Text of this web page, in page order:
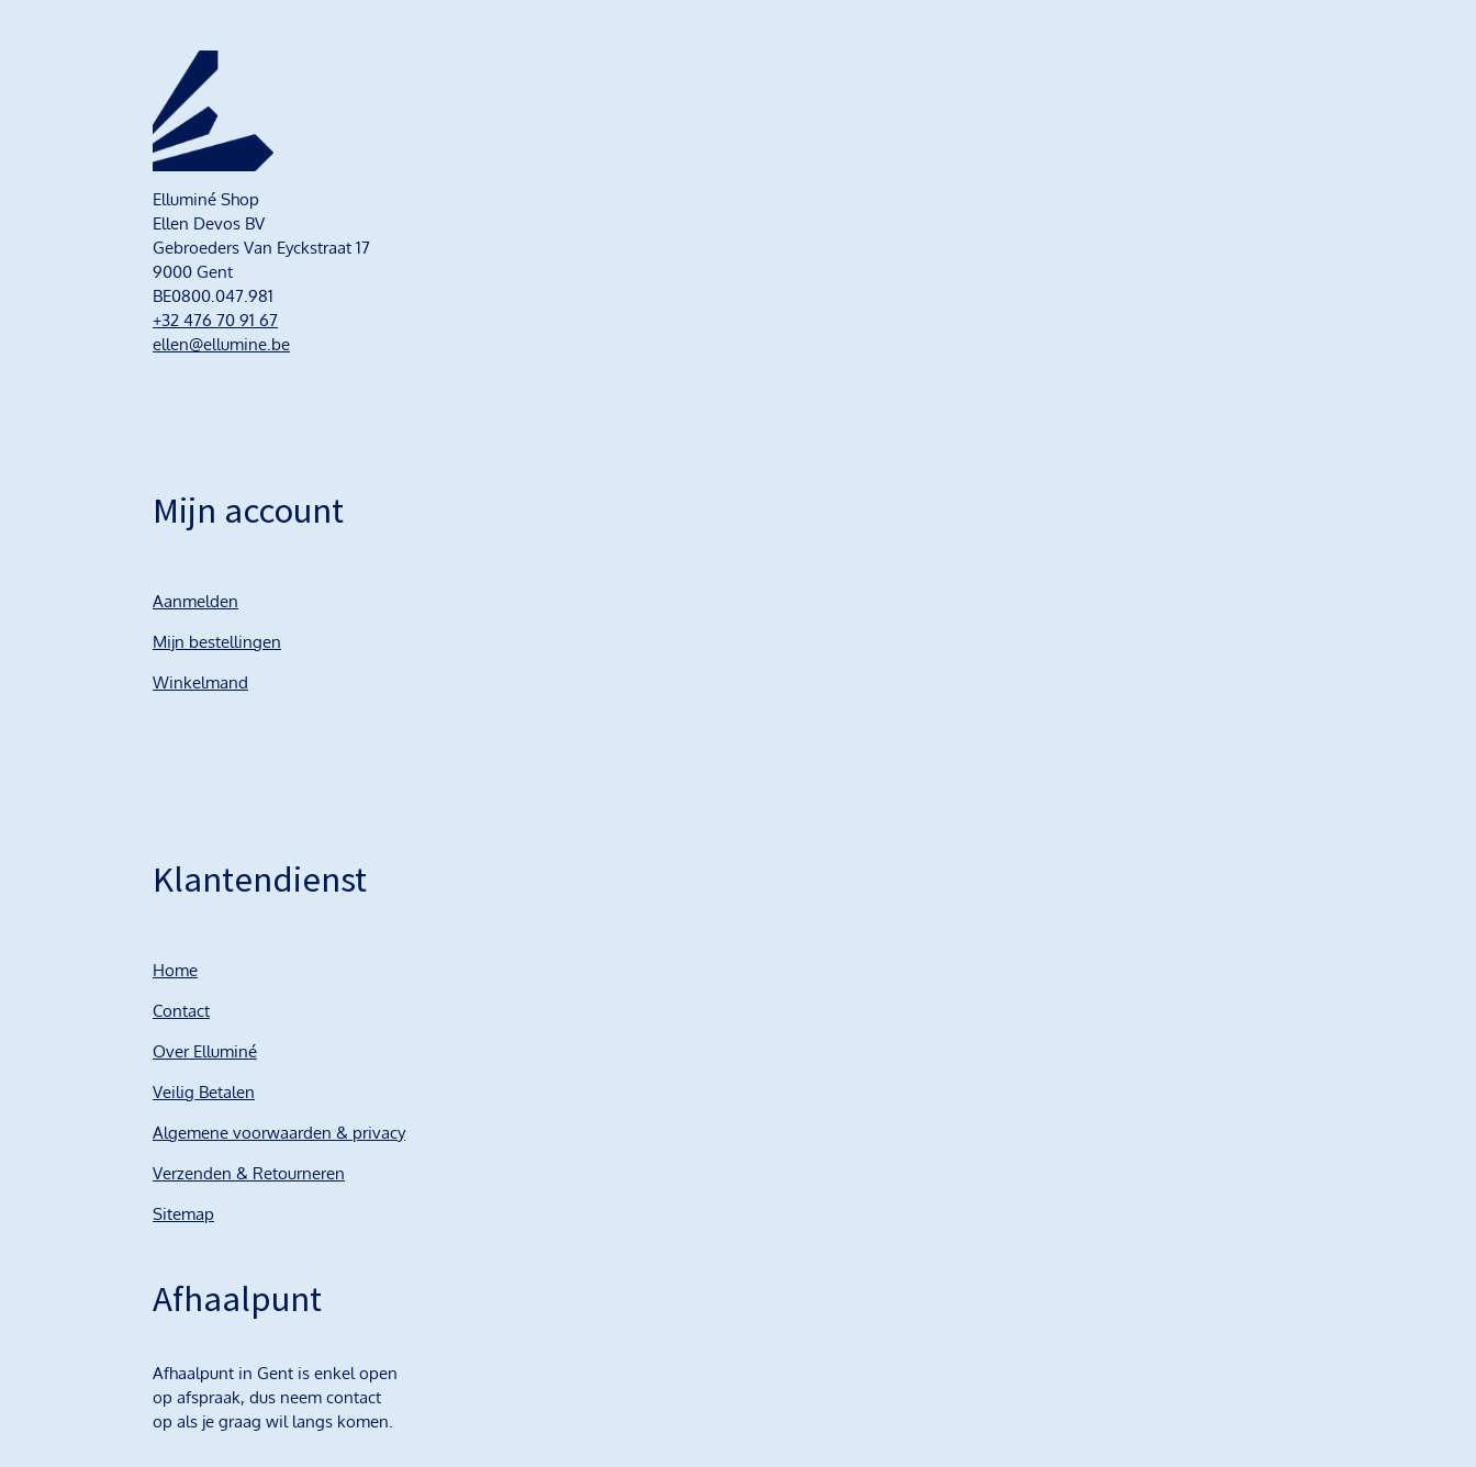
Elluminé Shop
Ellen Devos BV
Gebroeders Van Eyckstraat 17
9000 Gent
BE0800.047.981
+32 476 70 91 67
ellen@ellumine.be
Mijn account
Aanmelden
Mijn bestellingen
Winkelmand
Klantendienst
Home
Contact
Over Elluminé
Veilig Betalen
Algemene voorwaarden & privacy
Verzenden & Retourneren
Sitemap
Afhaalpunt
Afhaalpunt in Gent is enkel open
op afspraak, dus neem contact
op als je graag wil langs komen.